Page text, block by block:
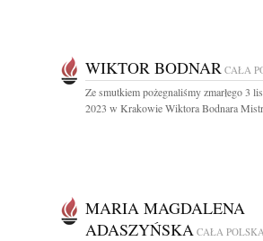
WIKTOR BODNAR CAŁA
Ze smutkiem pożegnaliśmy zmarłego 3
2023 w Krakowie Wiktora Bodnara
MARIA MAGDALENA
ADASZYŃSKA CAŁA